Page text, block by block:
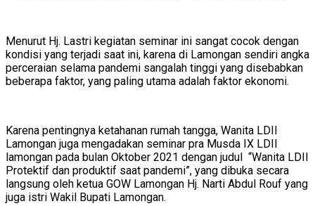
Menurut Hj. Lastri kegiatan seminar ini sangat cocok dengan
kondisi yang terjadi saat ini, karena di Lamongan sendiri angka
perceraian selama pandemi sangalah tinggi yang disebabkan
beberapa faktor, yang paling utama adalah faktor ekonomi.
Karena pentingnya ketahanan rumah tangga, Wanita LDII
Lamongan juga mengadakan seminar pra Musda IX LDII
lamongan pada bulan Oktober 2021 dengan judul “Wanita LDII
Protektif dan produktif saat pandemi”, yang dibuka secara
langsung oleh ketua GOW Lamongan Hj. Narti Abdul Rouf yang
juga istri Wakil Bupati Lamongan.